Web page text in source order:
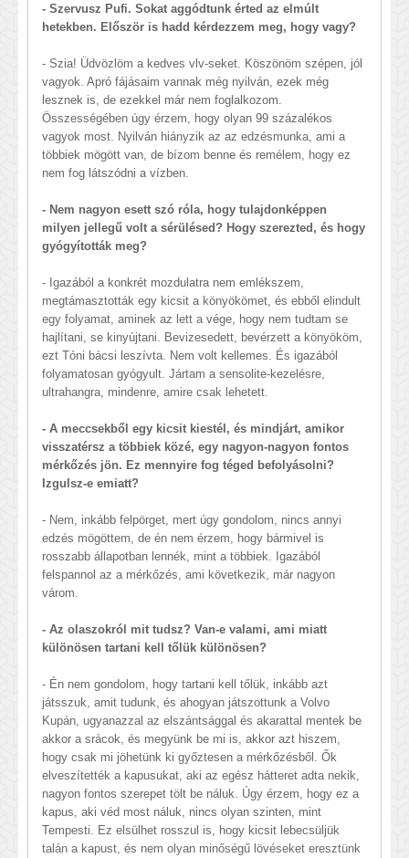
- Szervusz Pufi. Sokat aggódtunk érted az elmúlt
hetekben. Először is hadd kérdezzem meg, hogy vagy?
- Szia! Üdvözlöm a kedves vlv-seket. Köszönöm szépen, jól
vagyok. Apró fájásaim vannak még nyilván, ezek még
lesznek is, de ezekkel már nem foglalkozom.
Összességében úgy érzem, hogy olyan 99 százalékos
vagyok most. Nyilván hiányzik az az edzésmunka, ami a
többiek mögött van, de bízom benne és remélem, hogy ez
nem fog látszódni a vízben.
- Nem nagyon esett szó róla, hogy tulajdonképpen
milyen jellegű volt a sérülésed? Hogy szerezted, és hogy
gyógyították meg?
- Igazából a konkrét mozdulatra nem emlékszem,
megtámasztották egy kicsit a könyökömet, és ebből elindult
egy folyamat, aminek az lett a vége, hogy nem tudtam se
hajlítani, se kinyújtani. Bevizesedett, bevérzett a könyököm,
ezt Tóni bácsi leszívta. Nem volt kellemes. És igazából
folyamatosan gyógyult. Jártam a sensolite-kezelésre,
ultrahangra, mindenre, amire csak lehetett.
- A meccsekből egy kicsit kiestél, és mindjárt, amikor
visszatérsz a többiek közé, egy nagyon-nagyon fontos
mérkőzés jön. Ez mennyire fog téged befolyásolni?
Izgulsz-e emiatt?
- Nem, inkább felpörget, mert úgy gondolom, nincs annyi
edzés mögöttem, de én nem érzem, hogy bármivel is
rosszabb állapotban lennék, mint a többiek. Igazából
felspannol az a mérkőzés, ami következik, már nagyon
várom.
- Az olaszokról mit tudsz? Van-e valami, ami miatt
különösen tartani kell tőlük különösen?
- Én nem gondolom, hogy tartani kell tőlük, inkább azt
játsszuk, amit tudunk, és ahogyan játszottunk a Volvo
Kupán, ugyanazzal az elszántsággal és akarattal mentek be
akkor a srácok, és megyünk be mi is, akkor azt hiszem,
hogy csak mi jöhetünk ki győztesen a mérkőzésből. Ők
elveszítették a kapusukat, aki az egész hátteret adta nekik,
nagyon fontos szerepet tölt be náluk. Úgy érzem, hogy ez a
kapus, aki véd most náluk, nincs olyan szinten, mint
Tempesti. Ez elsülhet rosszul is, hogy kicsit lebecsüljük
talán a kapust, és nem olyan minőségű lövéseket eresztünk